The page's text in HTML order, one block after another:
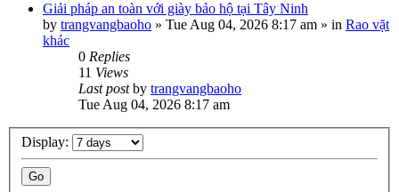
Giải pháp an toàn với giày bảo hộ tại Tây Ninh
by trangvangbaoho » Tue Aug 04, 2026 8:17 am » in Rao vặt
khác
0 Replies
11 Views
Last postby trangvangbaoho
Tue Aug 04, 2026 8:17 am
Display: